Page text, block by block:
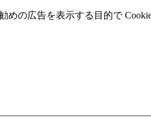
の広告を表⽰する⽬的で